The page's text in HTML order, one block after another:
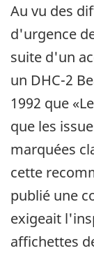
Au vu des
d'urgence
suite d'un
un DHC-2
1992 que
que les
marquées
cette
publié une
exigeait
affichettes